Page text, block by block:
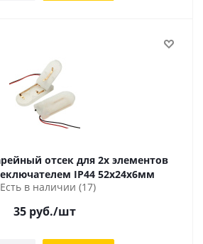
CR2032 с переключателем IP44 52х24х6мм
Есть в наличии (17)
35 руб./шт